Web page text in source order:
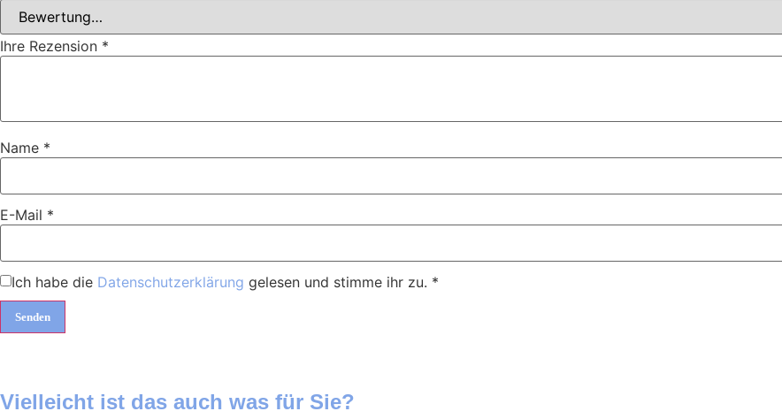
Ihre Rezension *
Name *
E-Mail *
Ich habe die Datenschutzerklärung gelesen und stimme ihr zu. *
Vielleicht ist das auch was für Sie?